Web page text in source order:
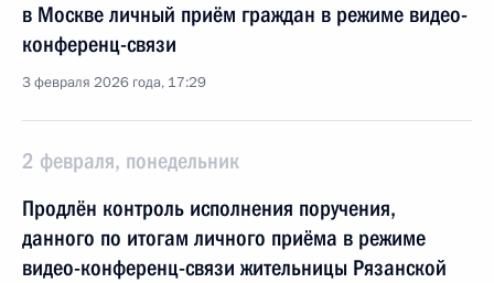
в Москве личный приём граждан в режиме видео-
конференц-связи
3 февраля 2026 года, 17:29
2 февраля, понедельник
Продлён контроль исполнения поручения,
данного по итогам личного приёма в режиме
видео-конференц-связи жительницы Рязанской